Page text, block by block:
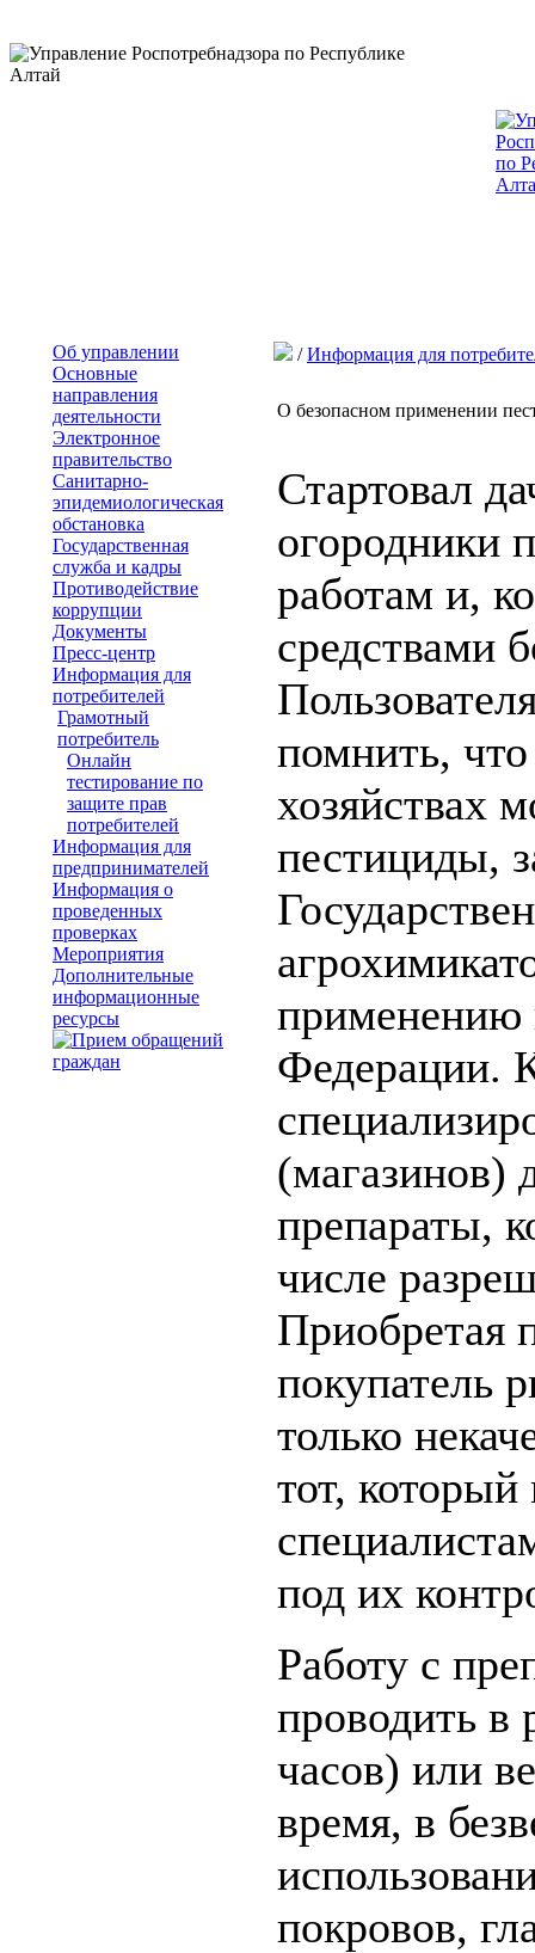
Об управлении
Основные
направления
деятельности
Электронное
правительство
Санитарно-
эпидемиологическая
обстановка
Государственная
служба и кадры
Противодействие
коррупции
Документы
Пресс-центр
Информация для
потребителей
Грамотный
потребитель
Онлайн
тестирование по
защите прав
потребителей
Информация для
предпринимателей
Информация о
проведенных
проверках
Мероприятия
Дополнительные
информационные
ресурсы
/Информация для
О безопасном применении
Стартовал
огородники
работам и,
средствами
помнить,
хозяйствах
пестициды,
применению
Федерации.
(магазинов)
препараты,
числе
Приобретая
покупатель
только
тот,
под их
Работу с
проводить в
часов) или
время, в
покровов,